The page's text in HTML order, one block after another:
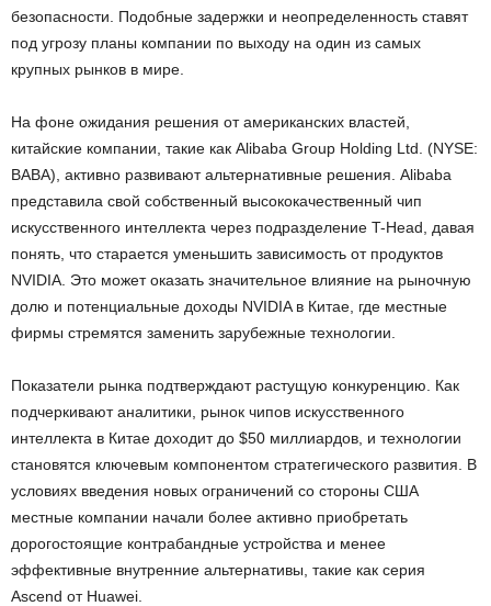
безопасности. Подобные задержки и неопределенность ставят
под угрозу планы компании по выходу на один из самых
крупных рынков в мире.
На фоне ожидания решения от американских властей,
китайские компании, такие как Alibaba Group Holding Ltd. (NYSE:
BABA), активно развивают альтернативные решения. Alibaba
представила свой собственный высококачественный чип
искусственного интеллекта через подразделение T-Head, давая
понять, что старается уменьшить зависимость от продуктов
NVIDIA. Это может оказать значительное влияние на рыночную
долю и потенциальные доходы NVIDIA в Китае, где местные
фирмы стремятся заменить зарубежные технологии.
Показатели рынка подтверждают растущую конкуренцию. Как
подчеркивают аналитики, рынок чипов искусственного
интеллекта в Китае доходит до $50 миллиардов, и технологии
становятся ключевым компонентом стратегического развития. В
условиях введения новых ограничений со стороны США
местные компании начали более активно приобретать
дорогостоящие контрабандные устройства и менее
эффективные внутренние альтернативы, такие как серия
Ascend от Huawei.